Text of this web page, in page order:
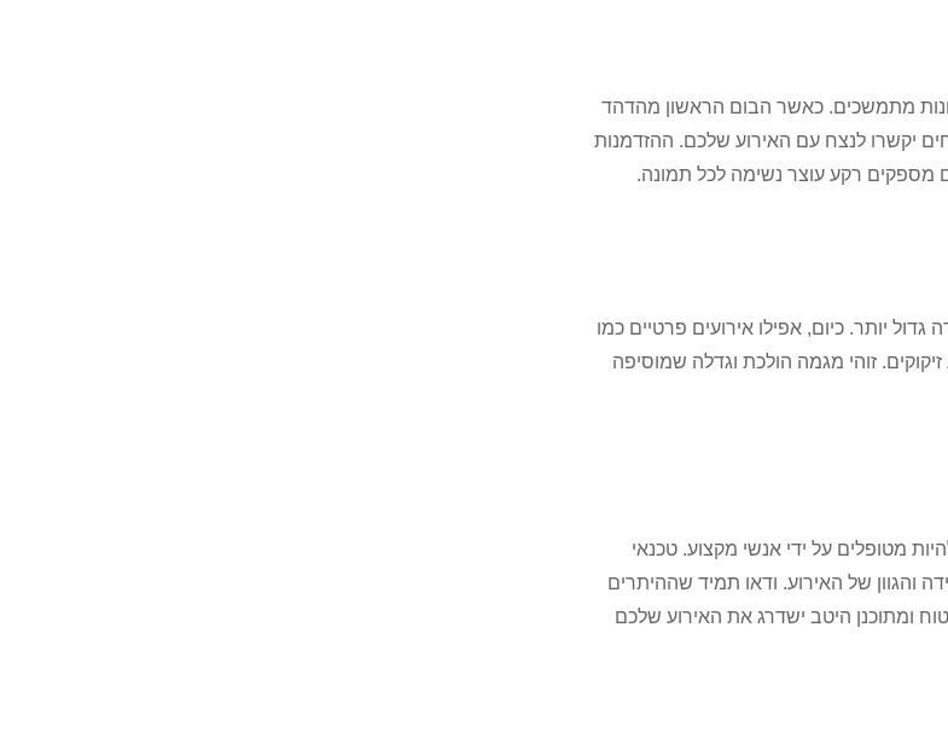
מתמשכים. כאשר הבום הראשון מהדהד
יקשרו לנצח עם האירוע שלכם. ההזדמנות
מספקים רקע עוצר נשימה לכל תמונה.
גדול יותר. כיום, אפילו אירועים פרטיים כמו
זוהי מגמה הולכת וגדלה שמוסיפה
מטופלים על ידי אנשי מקצוע. טכנאי
והגוון של האירוע. ודאו תמיד שההיתרים
ומתוכנן היטב ישדרג את האירוע שלכם